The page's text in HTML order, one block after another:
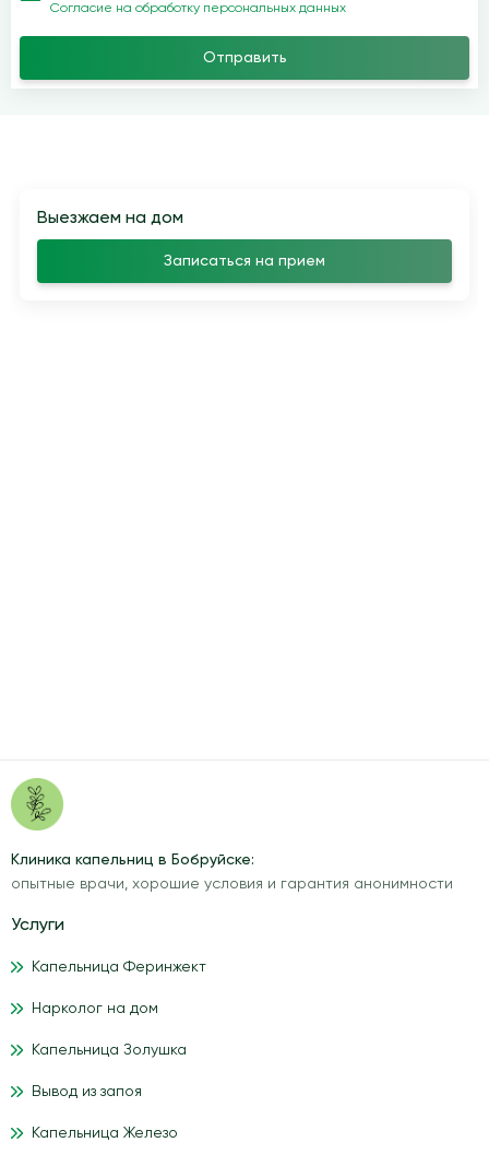
Согласие на обработку персональных данных
Отправить
Выезжаем на дом
Записаться на прием
Клиника капельниц в Бобруйске:
опытные врачи, хорошие условия и гарантия анонимности
Услуги
Капельница Феринжект
Нарколог на дом
Капельница Золушка
Вывод из запоя
Капельница Железо